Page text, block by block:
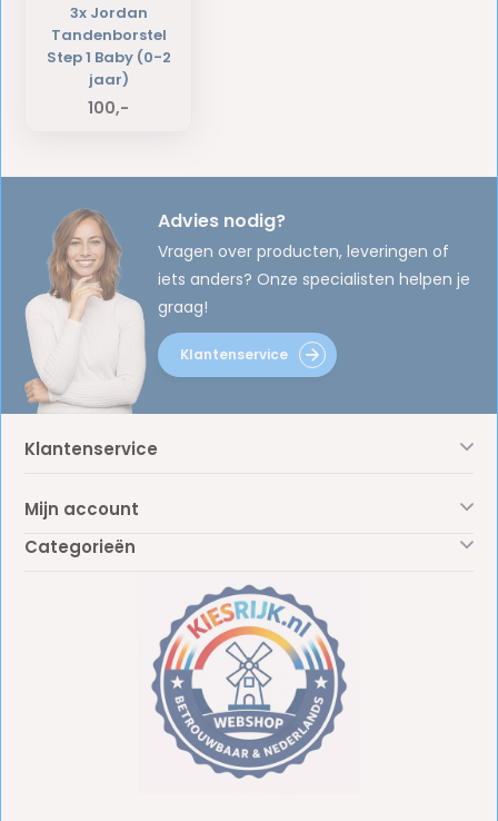
3x Jordan
Tandenborstel
Step 1 Baby (0-2
jaar)
100,-
Advies nodig?
Vragen over producten, leveringen of
iets anders? Onze specialisten helpen je
graag!
Klantenservice
Klantenservice
Mijn account
Categorieën